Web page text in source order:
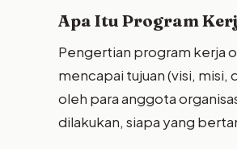
Apa Itu Program
Pengertian program kerja
mencapai tujuan (visi,
oleh para anggota
dilakukan, siapa yang